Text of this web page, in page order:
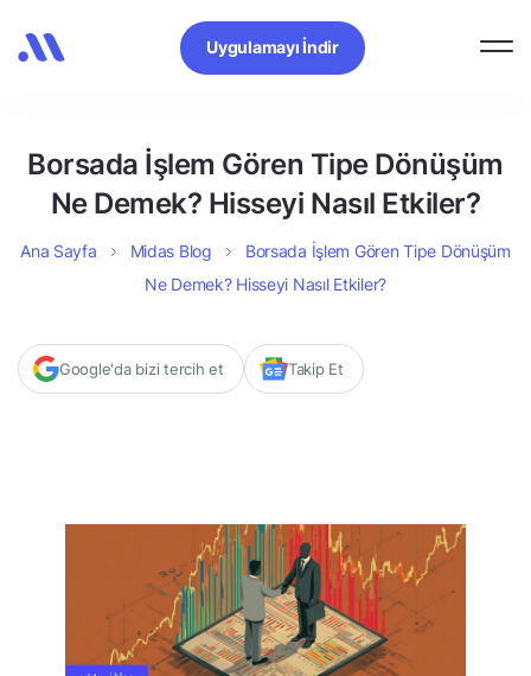
Uygulamayı İndir
Borsada İşlem Gören Tipe Dönüşüm
Ne Demek? Hisseyi Nasıl Etkiler?
Ana Sayfa Midas Blog
Borsada İşlem Gören Tipe Dönüşüm
Ne Demek? Hisseyi Nasıl Etkiler?
Google'da bizi tercih et Takip Et